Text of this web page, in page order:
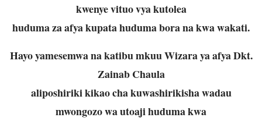
kwenye vituo vya kutolea
huduma za afya kupata huduma bora na kwa wakati.
Hayo yamesemwa na katibu mkuu Wizara ya afya Dkt.
Zainab Chaula
aliposhiriki kikao cha kuwashirikisha wadau
mwongozo wa utoaji huduma kwa